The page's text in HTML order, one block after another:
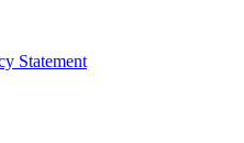
Statement